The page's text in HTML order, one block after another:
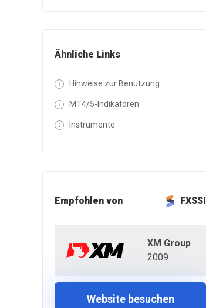
Ähnliche Links
Hinweise zur Benutzung
MT4/5-Indikatoren
Instrumente
Empfohlen von FXSSI
XM Group
2009
Website besuchen